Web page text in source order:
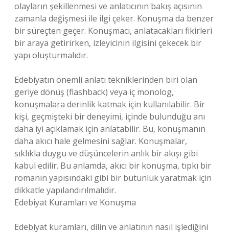
olayların şekillenmesi ve anlatıcının bakış açısının
zamanla değişmesi ile ilgi çeker. Konuşma da benzer
bir süreçten geçer. Konuşmacı, anlatacakları fikirleri
bir araya getirirken, izleyicinin ilgisini çekecek bir
yapı oluşturmalıdır.
Edebiyatın önemli anlatı tekniklerinden biri olan
geriye dönüş (flashback) veya iç monolog,
konuşmalara derinlik katmak için kullanılabilir. Bir
kişi, geçmişteki bir deneyimi, içinde bulunduğu anı
daha iyi açıklamak için anlatabilir. Bu, konuşmanın
daha akıcı hale gelmesini sağlar. Konuşmalar,
sıklıkla duygu ve düşüncelerin anlık bir akışı gibi
kabul edilir. Bu anlamda, akıcı bir konuşma, tıpkı bir
romanın yapısındaki gibi bir bütünlük yaratmak için
dikkatle yapılandırılmalıdır.
Edebiyat Kuramları ve Konuşma
Edebiyat kuramları, dilin ve anlatının nasıl işlediğini